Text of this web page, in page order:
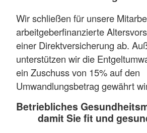
Wir schließen für unsere
arbeitgeberfinanzierte
einer Direktversicherung ab.
unterstützen wir die
ein Zuschuss von 15% auf den
Umwandlungsbetrag gewährt
Betriebliches
damit Sie fit und